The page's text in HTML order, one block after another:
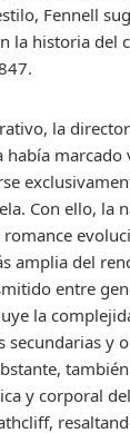
Fennell
la historia del
la
había marcado
Con ello, la
amplia del
entre
la
y
y corporal